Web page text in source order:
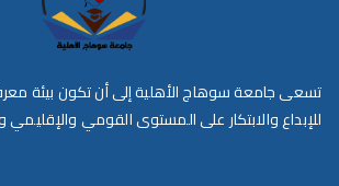
تسعى جامعة سوهاج الأهلية إلى أن تكون بيئة
للإبداع والابتكار على المستوى القومي والإقليمي